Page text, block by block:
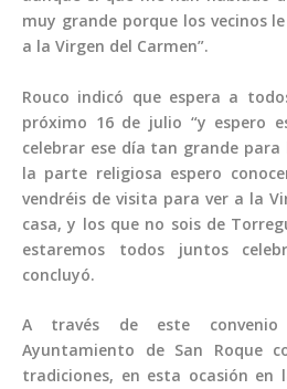
muy grande porque los vecinos
a la Virgen del Carmen”.
Rouco indicó que espera a
próximo 16 de julio “y espero
celebrar ese día tan grande
la parte religiosa espero
vendréis de visita para ver a la
casa, y los que no sois de
estaremos todos juntos
concluyó.
A través de este convenio
Ayuntamiento de San Roque
tradiciones, en esta ocasión en